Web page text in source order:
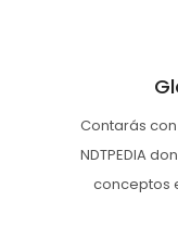
Contarás
NDTPEDIA
conceptos